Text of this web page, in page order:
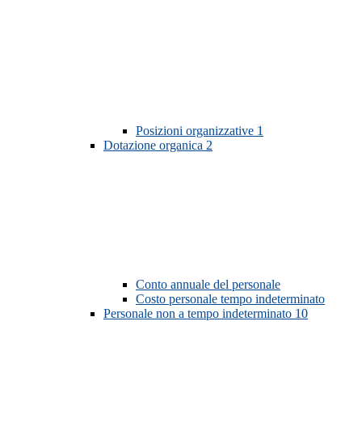
Posizioni organizzative 1
Dotazione organica 2
Conto annuale del personale
Costo personale tempo indeterminato
Personale non a tempo indeterminato 10